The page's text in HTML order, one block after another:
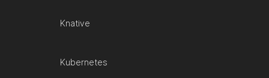
Knative
Kubernetes